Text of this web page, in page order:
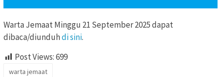
Warta Jemaat Minggu 21 September 2025 dapat
dibaca/diunduhdi sini.
Post Views:699
warta jemaat